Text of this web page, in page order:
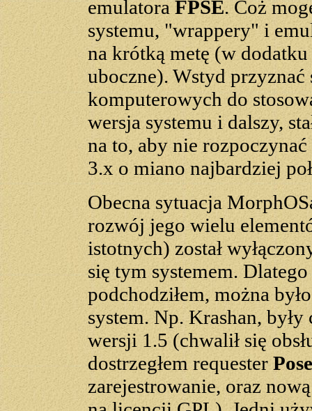
emulatoraFPSE. Coż
systemu, "wrappery" i
na krótką metę (w
uboczne). Wstyd przyznać
komputerowych do
wersja systemu i dalszy,
na to, aby nie
3.x o miano najbardziej
Obecna sytuacja
rozwój jego wielu
istotnych) został
się tym systemem.
podchodziłem, można
system. Np. Krashan, były
wersji 1.5 (chwalił się
dostrzegłem requester
zarejestrowanie, oraz